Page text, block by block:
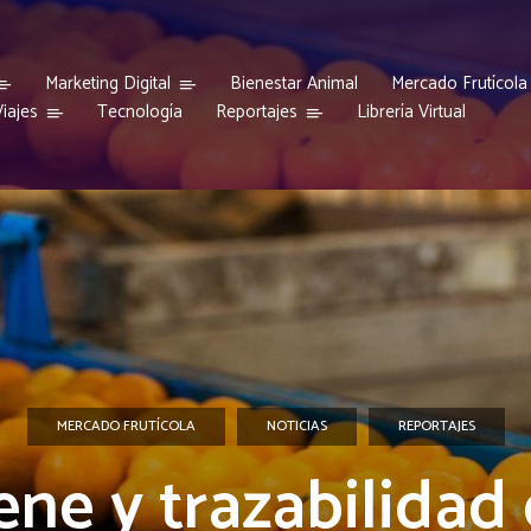
Marketing Digital Bienestar Animal
Mercado Frutícola
Tecnología Reportajes Librería Virtual
MERCADO FRUTÍCOLA NOTICIAS REPORTAJES
y trazabilidad